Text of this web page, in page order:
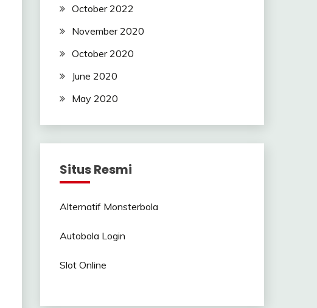
October 2022
November 2020
October 2020
June 2020
May 2020
Situs Resmi
Alternatif Monsterbola
Autobola Login
Slot Online